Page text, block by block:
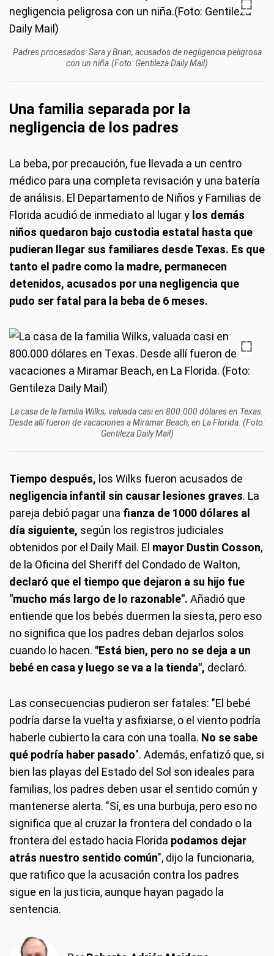
Padres procesados: Sara y Brian, acusados de negligencia peligrosa
con un niña.(Foto: Gentileza Daily Mail)
Una familia separada por la
negligencia de los padres
La beba, por precaución, fue llevada a un centro
médico para una completa revisación y una batería
de análisis. El Departamento de Niños y Familias de
Florida acudió de inmediato al lugar y los demás
niños quedaron bajo custodia estatal hasta que
pudieran llegar sus familiares desde Texas. Es que
tanto el padre como la madre, permanecen
detenidos, acusados por una negligencia que
pudo ser fatal para la beba de 6 meses.
La casa de la familia Wilks, valuada casi en 800.000 dólares en Texas.
Desde allí fueron de vacaciones a Miramar Beach, en La Florida. (Foto:
Gentileza Daily Mail)
Tiempo después, los Wilks fueron acusados de
negligencia infantil sin causar lesiones graves. La
pareja debió pagar una fianza de 1000 dólares al
día siguiente, según los registros judiciales
obtenidos por el Daily Mail. El mayor Dustin Cosson,
de la Oficina del Sheriff del Condado de Walton,
declaró que el tiempo que dejaron a su hijo fue
"mucho más largo de lo razonable". Añadió que
entiende que los bebés duermen la siesta, pero eso
no significa que los padres deban dejarlos solos
cuando lo hacen. "Está bien, pero no se deja a un
bebé en casa y luego se va a la tienda", declaró.
Las consecuencias pudieron ser fatales: "El bebé
podría darse la vuelta y asfixiarse, o el viento podría
haberle cubierto la cara con una toalla. No se sabe
qué podría haber pasado". Además, enfatizó que, si
bien las playas del Estado del Sol son ideales para
familias, los padres deben usar el sentido común y
mantenerse alerta. "Sí, es una burbuja, pero eso no
significa que al cruzar la frontera del condado o la
frontera del estado hacia Florida podamos dejar
atrás nuestro sentido común", dijo la funcionaria,
que ratifico que la acusación contra los padres
sigue en la justicia, aunque hayan pagado la
sentencia.